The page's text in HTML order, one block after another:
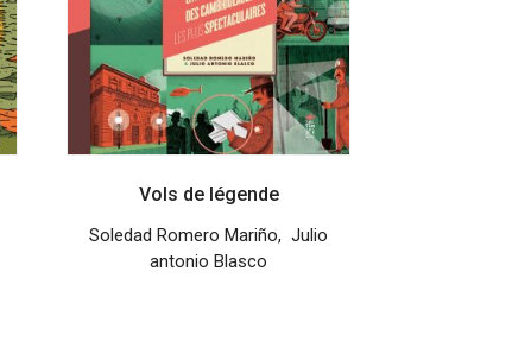
Vols de légende
Soledad Romero Mariño, Julio
antonio Blasco